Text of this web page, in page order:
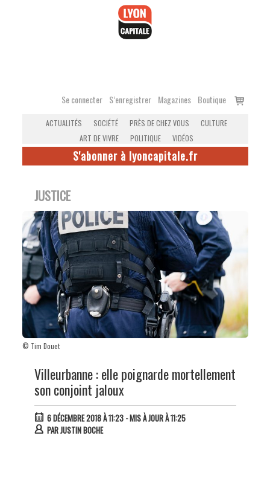
Se connecter S’enregistrer Magazines Boutique
Voir
ACTUALITÉS SOCIÉTÉ PRÈS DE CHEZ VOUS
CULTURE
ART DE VIVRE
POLITIQUE VIDÉOS
S'abonner à lyoncapitale.fr
JUSTICE
© Tim Douet
Villeurbanne : elle poignarde mortellement
son conjoint jaloux
6 DÉCEMBRE 2018 À 11:23- MIS À JOUR À 11:25
PARJUSTIN BOCHE